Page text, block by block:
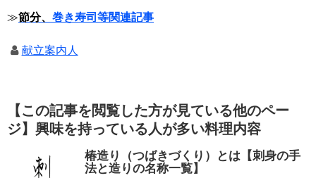
≫節分、 巻き寿司等関連記事
献立案内人
【この記事を閲覧した方が見ている他のペー
ジ】興味を持っている人が多い料理内容
椿造り（つばきづくり）とは【刺身の手
法と造りの名称一覧】